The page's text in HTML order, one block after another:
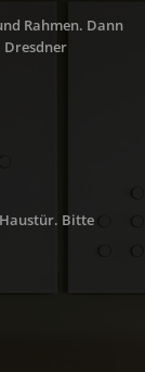
Rahmen. Dann
Dresdner
Bitte